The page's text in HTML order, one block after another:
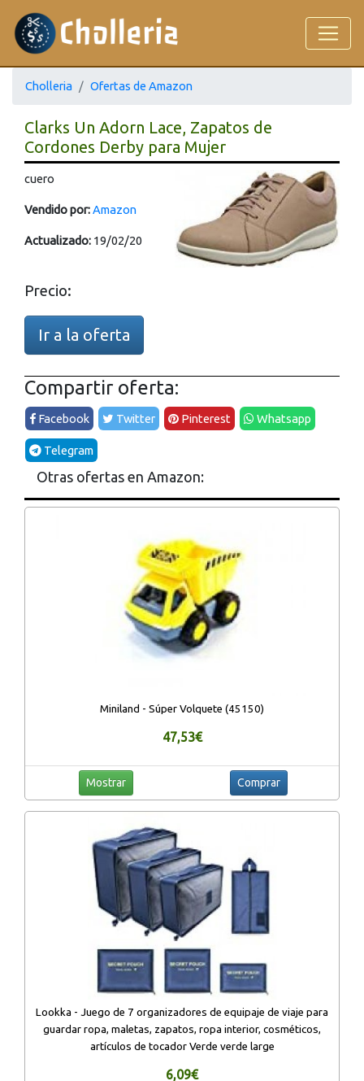
Cholleria Ofertas de Amazon
Clarks Un Adorn Lace, Zapatos de
Cordones Derby para Mujer
cuero
Vendido por:Amazon
Actualizado: 19/02/20
Precio:
Ir a la oferta
Compartir oferta:
Facebook Twitter Pinterest Whatsapp
Telegram
Otras ofertas en Amazon:
Miniland - Súper Volquete (45150)
47,53€
Mostrar Comprar
Lookka - Juego de 7 organizadores de equipaje de viaje para
guardar ropa, maletas, zapatos, ropa interior, cosméticos,
artículos de tocador Verde verde large
6,09€